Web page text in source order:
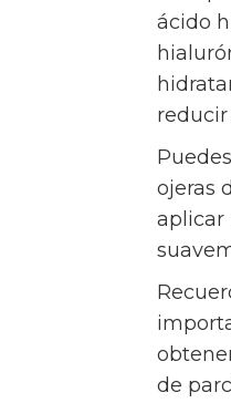
ácido
reducir
ojeras
aplicar
de